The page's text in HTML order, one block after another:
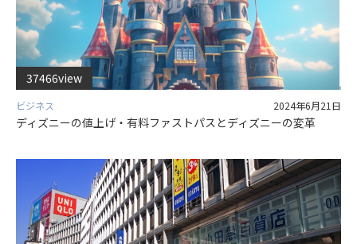
37466view
ビジネス 2024年6月21日
ディズニーの値上げ・有料ファストパスとディズニーの変革